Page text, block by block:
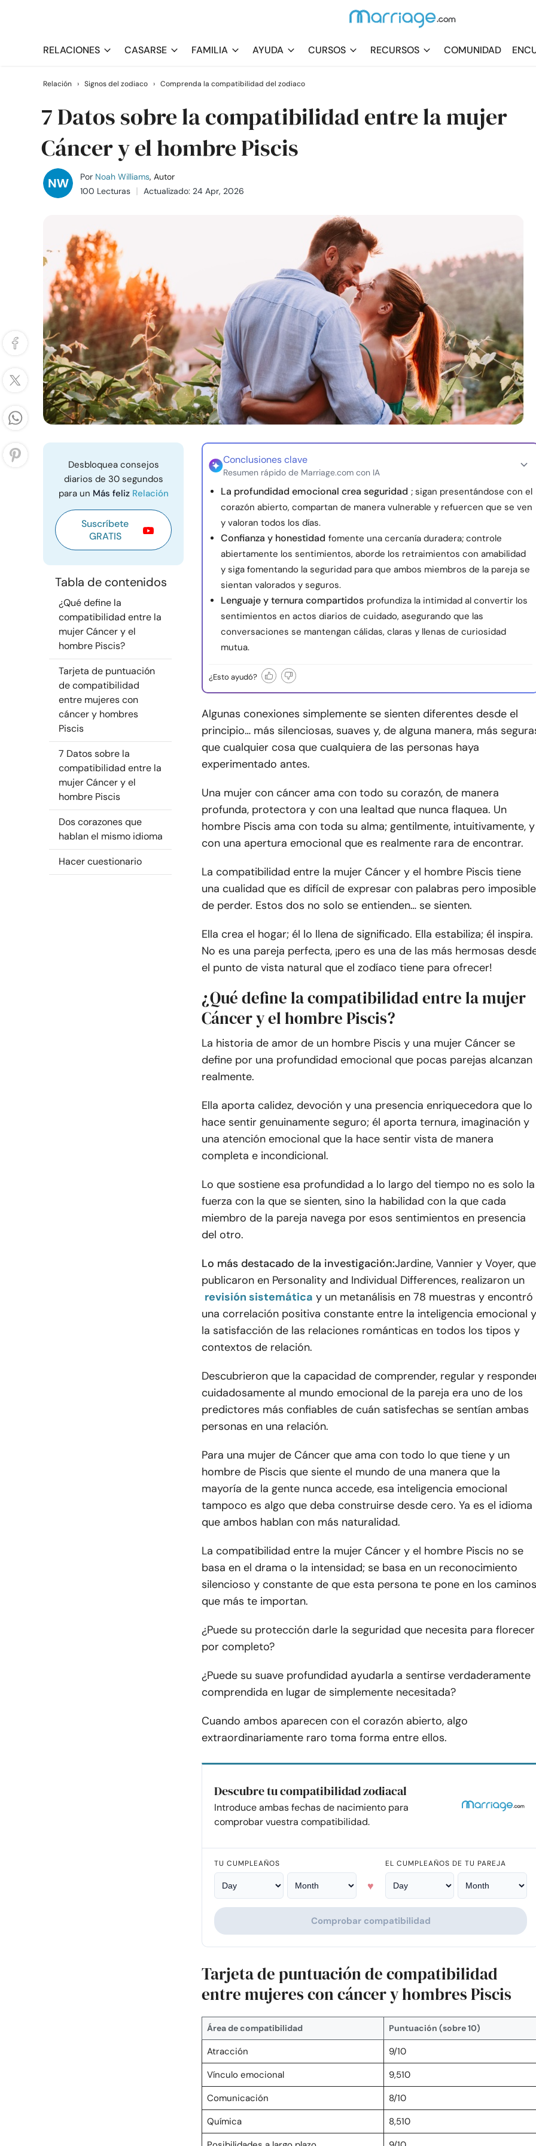
RELACIONES CASARSE FAMILIA AYUDA CURSOS RECURSOS COMUNIDAD
Relación › Signos del zodiaco › Comprenda la compatibilidad del zodiaco
7 Datos sobre la compatibilidad entre la mujer
Cáncer y el hombre Piscis
Por Noah Williams, Autor
100 Lecturas
Actualizado: 24 Apr, 2026
Desbloquea consejos
diarios de 30 segundos
para un Más feliz Relación
Suscríbete
GRATIS
Tabla de contenidos
¿Qué define la
compatibilidad entre la
mujer Cáncer y el
hombre Piscis?
Tarjeta de puntuación
de compatibilidad
entre mujeres con
cáncer y hombres
Piscis
7 Datos sobre la
compatibilidad entre la
mujer Cáncer y el
hombre Piscis
Dos corazones que
hablan el mismo idioma
Hacer cuestionario
Conclusiones clave
Resumen rápido de Marriage.com con IA
La profundidad emocional crea seguridad ; sigan presentándose con el
corazón abierto, compartan de manera vulnerable y refuercen que se ven
y valoran todos los días.
Confianza y honestidad fomente una cercanía duradera; controle
abiertamente los sentimientos, aborde los retraimientos con amabilidad
y siga fomentando la seguridad para que ambos miembros de la pareja se
sientan valorados y seguros.
Lenguaje y ternura compartidos profundiza la intimidad al convertir los
sentimientos en actos diarios de cuidado, asegurando que las
conversaciones se mantengan cálidas, claras y llenas de curiosidad
mutua.
¿Esto ayudó?
Algunas conexiones simplemente se sienten diferentes desde el
principio… más silenciosas, suaves y, de alguna manera, más
que cualquier cosa que cualquiera de las personas haya
experimentado antes.
Una mujer con cáncer ama con todo su corazón, de manera
profunda, protectora y con una lealtad que nunca flaquea. Un
hombre Piscis ama con toda su alma; gentilmente, intuitivamente, y
con una apertura emocional que es realmente rara de encontrar.
La compatibilidad entre la mujer Cáncer y el hombre Piscis tiene
una cualidad que es difícil de expresar con palabras pero imposible
de perder. Estos dos no solo se entienden… se sienten.
Ella crea el hogar; él lo llena de significado. Ella estabiliza; él inspira.
No es una pareja perfecta, ¡pero es una de las más hermosas
el punto de vista natural que el zodíaco tiene para ofrecer!
¿Qué define la compatibilidad entre la mujer
Cáncer y el hombre Piscis?
La historia de amor de un hombre Piscis y una mujer Cáncer se
define por una profundidad emocional que pocas parejas alcanzan
realmente.
Ella aporta calidez, devoción y una presencia enriquecedora que lo
hace sentir genuinamente seguro; él aporta ternura, imaginación y
una atención emocional que la hace sentir vista de manera
completa e incondicional.
Lo que sostiene esa profundidad a lo largo del tiempo no es solo la
fuerza con la que se sienten, sino la habilidad con la que cada
miembro de la pareja navega por esos sentimientos en presencia
del otro.
Lo más destacado de la investigación:Jardine, Vannier y Voyer, que
publicaron en Personality and Individual Differences, realizaron un
revisión sistemática y un metanálisis en 78 muestras y encontró
una correlación positiva constante entre la inteligencia emocional y
la satisfacción de las relaciones románticas en todos los tipos y
contextos de relación.
Descubrieron que la capacidad de comprender, regular y
cuidadosamente al mundo emocional de la pareja era uno de los
predictores más confiables de cuán satisfechas se sentían ambas
personas en una relación.
Para una mujer de Cáncer que ama con todo lo que tiene y un
hombre de Piscis que siente el mundo de una manera que la
mayoría de la gente nunca accede, esa inteligencia emocional
tampoco es algo que deba construirse desde cero. Ya es el idioma
que ambos hablan con más naturalidad.
La compatibilidad entre la mujer Cáncer y el hombre Piscis no se
basa en el drama o la intensidad; se basa en un reconocimiento
silencioso y constante de que esta persona te pone en los caminos
que más te importan.
¿Puede su protección darle la seguridad que necesita para florecer
por completo?
¿Puede su suave profundidad ayudarla a sentirse verdaderamente
comprendida en lugar de simplemente necesitada?
Cuando ambos aparecen con el corazón abierto, algo
extraordinariamente raro toma forma entre ellos.
Descubre tu compatibilidad zodiacal
Introduce ambas fechas de nacimiento para
comprobar vuestra compatibilidad.
TU CUMPLEAÑOS
♥
EL CUMPLEAÑOS DE TU PAREJA
Comprobar compatibilidad
Tarjeta de puntuación de compatibilidad
entre mujeres con cáncer y hombres Piscis
Área de compatibilidad Puntuación (sobre 10)
Atracción
9/10
Vínculo emocional
9,510
Comunicación
8/10
Química
8,510